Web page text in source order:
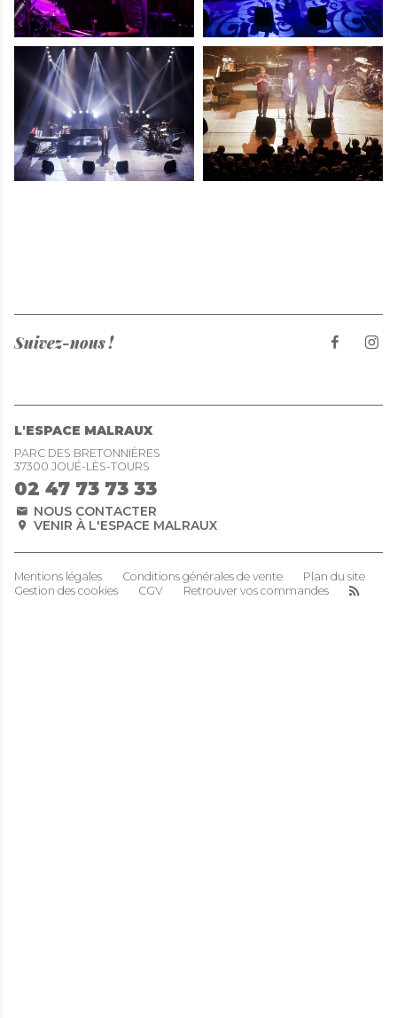
Suivez-nous !
L'ESPACE MALRAUX
PARC DES BRETONNIÈRES
37300 JOUÉ-LÈS-TOURS
02 47 73 73 33
NOUS CONTACTER
VENIR À L'ESPACE MALRAUX
Mentions légales Conditions générales de vente
Plan du site
Gestion des cookies
CGV Retrouver vos commandes